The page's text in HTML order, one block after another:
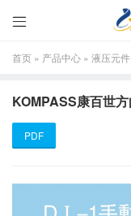

首页 » 产品中心 » 液压元件
KOMPASS康百世
PDF